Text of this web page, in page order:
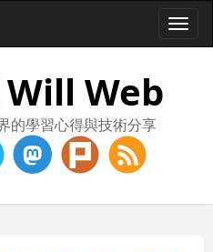
Web
的學習心得與技術分享